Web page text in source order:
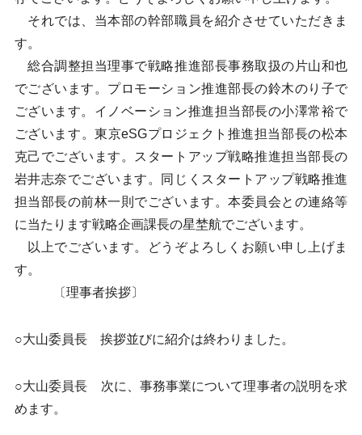
それでは、当本部の幹部職員を紹介させていただきま
す。
総合調整担当理事で戦略推進部長事務取扱の片山和也
でございます。プロモーション推進部長の鈴木のり子で
ございます。イノベーション推進担当部長の小澤常裕で
ございます。東京eSGプロジェクト推進担当部長の松本
克己でございます。スタートアップ戦略推進担当部長の
岩井志奈でございます。同じくスタートアップ戦略推進
担当部長の前林一則でございます。本委員会との連絡等
に当たります戦略企画課長の星埜航でございます。
以上でございます。どうぞよろしくお願い申し上げま
す。
〔理事者挨拶〕
○大山委員長 挨拶並びに紹介は終わりました。
○大山委員長 次に、事務事業について理事者の説明を求
めます。